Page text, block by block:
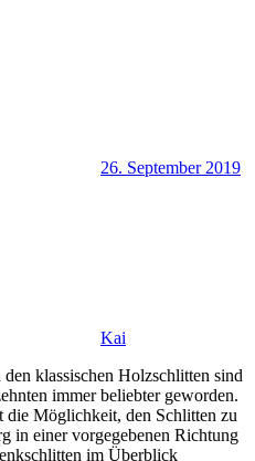
26. September 2019
Kai
klassischen Holzschlitten sind
immer beliebter geworden.
die Möglichkeit, den Schlitten zu
in einer vorgegebenen Richtung
im Überblick